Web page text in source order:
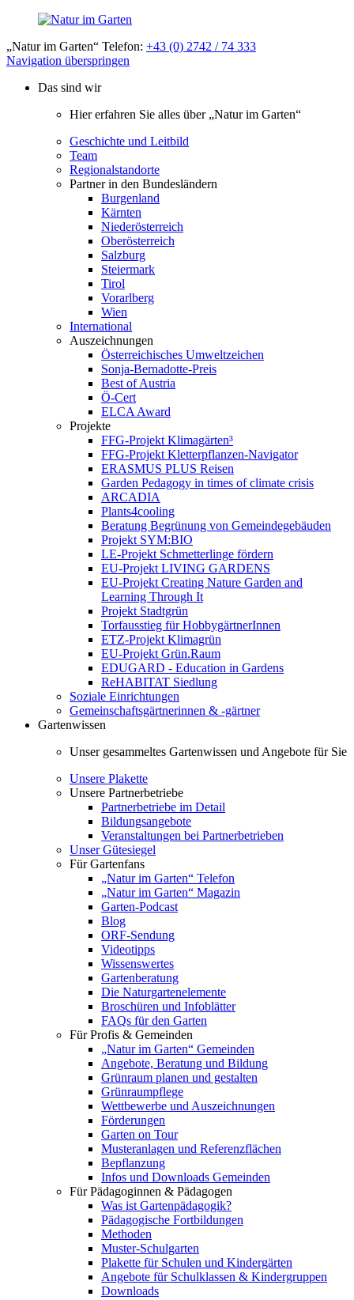
„Natur im Garten“ Telefon: +43 (0) 2742 / 74 333
Navigation überspringen
Das sind wir
Hier erfahren Sie alles über „Natur im Garten“
Geschichte und Leitbild
Team
Regionalstandorte
Partner in den Bundesländern
Burgenland
Kärnten
Niederösterreich
Oberösterreich
Salzburg
Steiermark
Tirol
Vorarlberg
Wien
International
Auszeichnungen
Österreichisches Umweltzeichen
Sonja-Bernadotte-Preis
Best of Austria
Ö-Cert
ELCA Award
Projekte
FFG-Projekt Klimagärten³
FFG-Projekt Kletterpflanzen-Navigator
ERASMUS PLUS Reisen
Garden Pedagogy in times of climate crisis
ARCADIA
Plants4cooling
Beratung Begrünung von Gemeindegebäuden
Projekt SYM:BIO
LE-Projekt Schmetterlinge fördern
EU-Projekt LIVING GARDENS
EU-Projekt Creating Nature Garden and
Learning Through It
Projekt Stadtgrün
Torfausstieg für HobbygärtnerInnen
ETZ-Projekt Klimagrün
EU-Projekt Grün.Raum
EDUGARD - Education in Gardens
ReHABITAT Siedlung
Soziale Einrichtungen
Gemeinschaftsgärtnerinnen & -gärtner
Gartenwissen
Unser gesammeltes Gartenwissen und Angebote für Sie
Unsere Plakette
Unsere Partnerbetriebe
Partnerbetriebe im Detail
Bildungsangebote
Veranstaltungen bei Partnerbetrieben
Unser Gütesiegel
Für Gartenfans
„Natur im Garten“ Telefon
„Natur im Garten“ Magazin
Garten-Podcast
Blog
ORF-Sendung
Videotipps
Wissenswertes
Gartenberatung
Die Naturgartenelemente
Broschüren und Infoblätter
FAQs für den Garten
Für Profis & Gemeinden
„Natur im Garten“ Gemeinden
Angebote, Beratung und Bildung
Grünraum planen und gestalten
Grünraumpflege
Wettbewerbe und Auszeichnungen
Förderungen
Garten on Tour
Musteranlagen und Referenzflächen
Bepflanzung
Infos und Downloads Gemeinden
Für Pädagoginnen & Pädagogen
Was ist Gartenpädagogik?
Pädagogische Fortbildungen
Methoden
Muster-Schulgarten
Plakette für Schulen und Kindergärten
Angebote für Schulklassen & Kindergruppen
Downloads